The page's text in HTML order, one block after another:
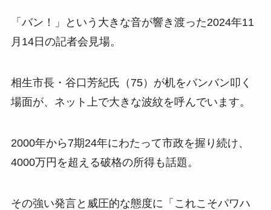
「バン！」という大きな音が響き渡った2024年11
月14日の記者会見場。
相生市長・谷口芳紀氏（75）が机をバンバン叩く
場面が、ネット上で大きな波紋を呼んでいます。
2000年から7期24年にわたって市政を握り続け、
4000万円を超える破格の所得も話題。
その強い発言と威圧的な態度に「これこそパワハ